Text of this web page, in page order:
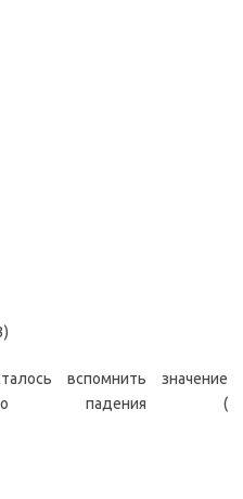
вспомнить значение
падения (